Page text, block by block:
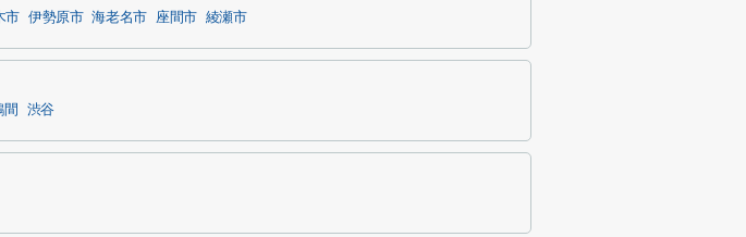
市 伊勢原市 海老名市 座間市 綾瀬市
間 渋谷